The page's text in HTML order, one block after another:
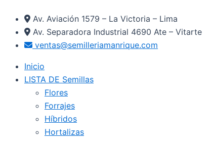
contenido
Av. Aviación 1579 – La Victoria – Lima
Av. Separadora Industrial 4690 Ate – Vitarte
ventas@semilleriamanrique.com
Inicio
LISTA DE Semillas
Flores
Forrajes
Híbridos
Hortalizas